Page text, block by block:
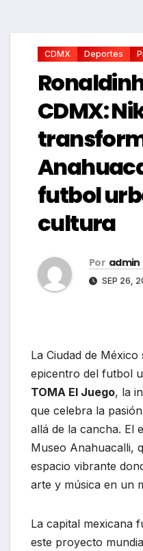
CDMX Deportes
CDMX:
futbol
cultura
Por admin
SEP 26,
La Ciudad de
epicentro del futbol
TOMA El Juego, la
que celebra la
allá de la cancha. El
Museo Anahuacalli,
espacio vibrante
arte y música en un
La capital mexicana
este proyecto